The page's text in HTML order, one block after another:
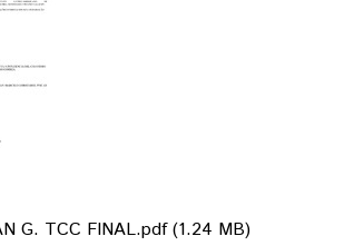
G. TCC FINAL.pdf(1.24 MB)